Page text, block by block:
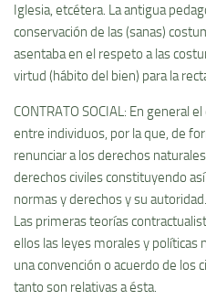
Iglesia, etcétera. La antigua
conservación de las (sanas)
asentaba en el respeto a las
virtud (hábito del bien) para la
CONTRATO SOCIAL: En general
entre individuos, por la que, de
renunciar a los derechos
derechos civiles constituyendo
normas y derechos y su autoridad.
Las primeras teorí­as
ellos las leyes morales y polí­ticas
una convención o acuerdo de los
tanto son relativas a ésta.